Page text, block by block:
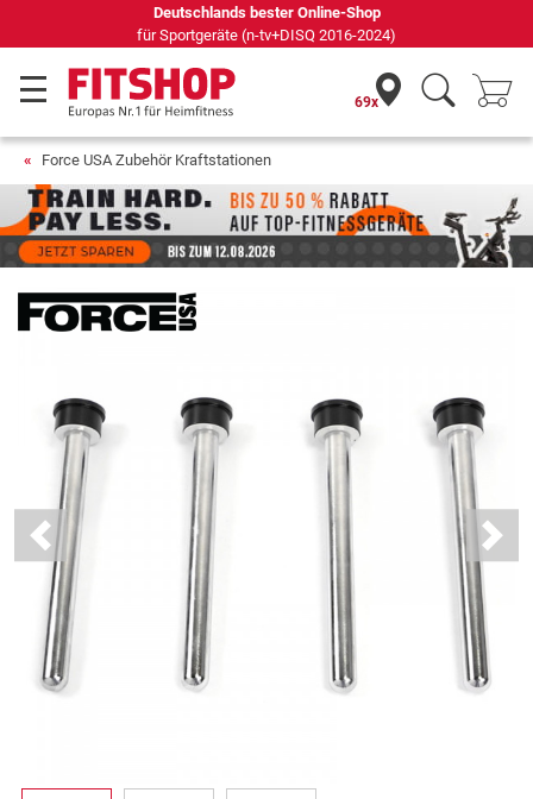
Deutschlands bester Online-Shop
für Sportgeräte (n-tv+DISQ 2016-2024)
69x
Force USA Zubehör Kraftstationen
Previous Next